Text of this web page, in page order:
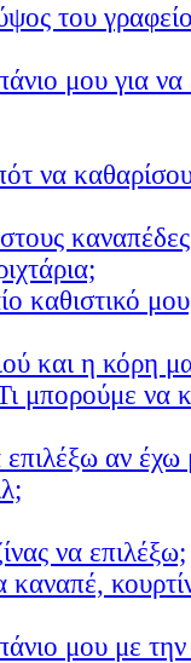
του
μου για να
να
καθιστικό
και η κόρη
μπορούμε να
αν έχω
να επιλέξω;
μου με την